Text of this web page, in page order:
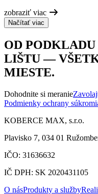
zobraziť viac
Načítať viac
OD
LIŠTU —
MIESTE.
Dohodnite si meranie
Podmienky ochrany
KOBERCE MAX, s.r.o.
Plavisko 7, 034 01
IČO: 31636632
IČ DPH: SK 2020431105
O násProdukty a služby